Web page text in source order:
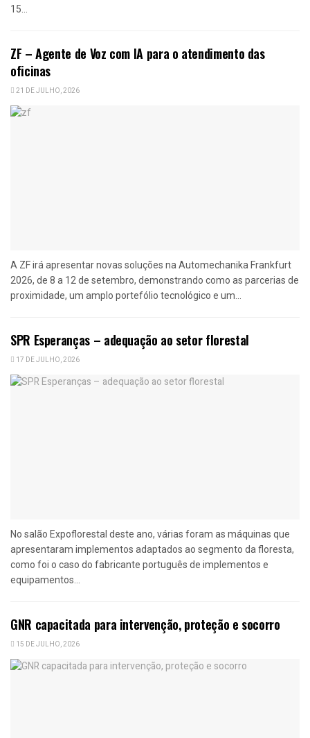
15...
ZF – Agente de Voz com IA para o atendimento das
oficinas
21 DE JULHO, 2026
A ZF irá apresentar novas soluções na Automechanika Frankfurt
2026, de 8 a 12 de setembro, demonstrando como as parcerias de
proximidade, um amplo portefólio tecnológico e um...
SPR Esperanças – adequação ao setor florestal
17 DE JULHO, 2026
No salão Expoflorestal deste ano, várias foram as máquinas que
apresentaram implementos adaptados ao segmento da floresta,
como foi o caso do fabricante português de implementos e
equipamentos...
GNR capacitada para intervenção, proteção e socorro
15 DE JULHO, 2026